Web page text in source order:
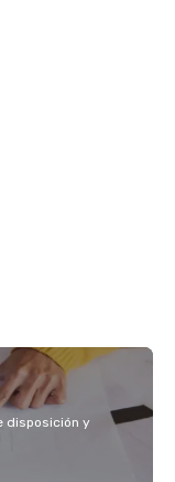
disposición y